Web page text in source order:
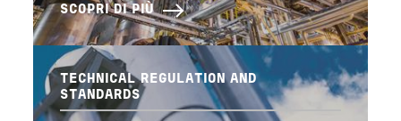
SCOPRI DI PIÙ
TECHNICAL REGULATION AND
STANDARDS